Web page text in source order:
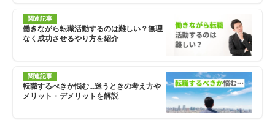
関連記事
働きながら転職活動するのは難しい？無理
なく成功させるやり方を紹介
関連記事
転職するべきか悩む…迷うときの考え方や
メリット・デメリットを解説